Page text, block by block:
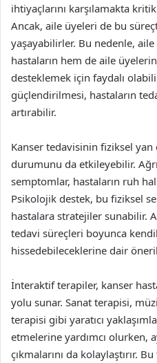
ihtiyaçlarını karşılamakta
Ancak, aile üyeleri de bu
yaşayabilirler. Bu nedenle,
hastaların hem de aile
desteklemek için faydalı
güçlendirilmesi, hastaların
artırabilir.
Kanser tedavisinin fiziksel
durumunu da etkileyebilir.
semptomlar, hastaların ruh
Psikolojik destek, bu fiziksel
hastalara stratejiler sunabilir.
tedavi süreçleri boyunca
hissedebileceklerine dair
İnteraktif terapiler, kanser
yolu sunar. Sanat terapisi,
terapisi gibi yaratıcı
etmelerine yardımcı olurken,
çıkmalarını da kolaylaştırır.